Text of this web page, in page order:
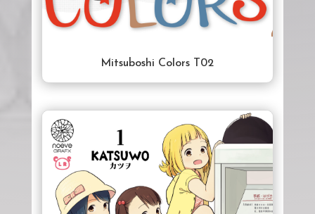
Mitsuboshi Colors T02